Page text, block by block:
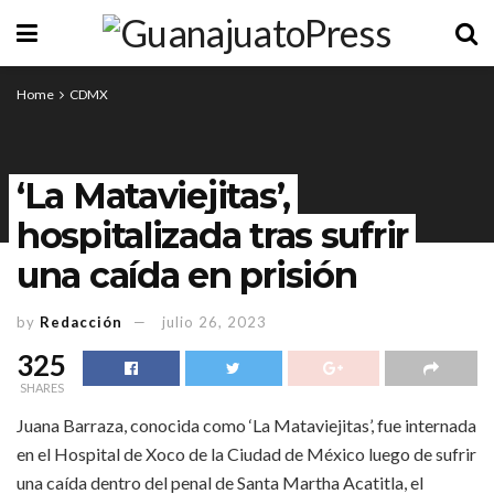
Home CDMX
‘La Mataviejitas’,
hospitalizada tras sufrir
una caída en prisión
by Redacción julio 26, 2023
325
SHARES
Juana Barraza, conocida como ‘La Mataviejitas’, fue internada
en el Hospital de Xoco de la Ciudad de México luego de sufrir
una caída dentro del penal de Santa Martha Acatitla, el